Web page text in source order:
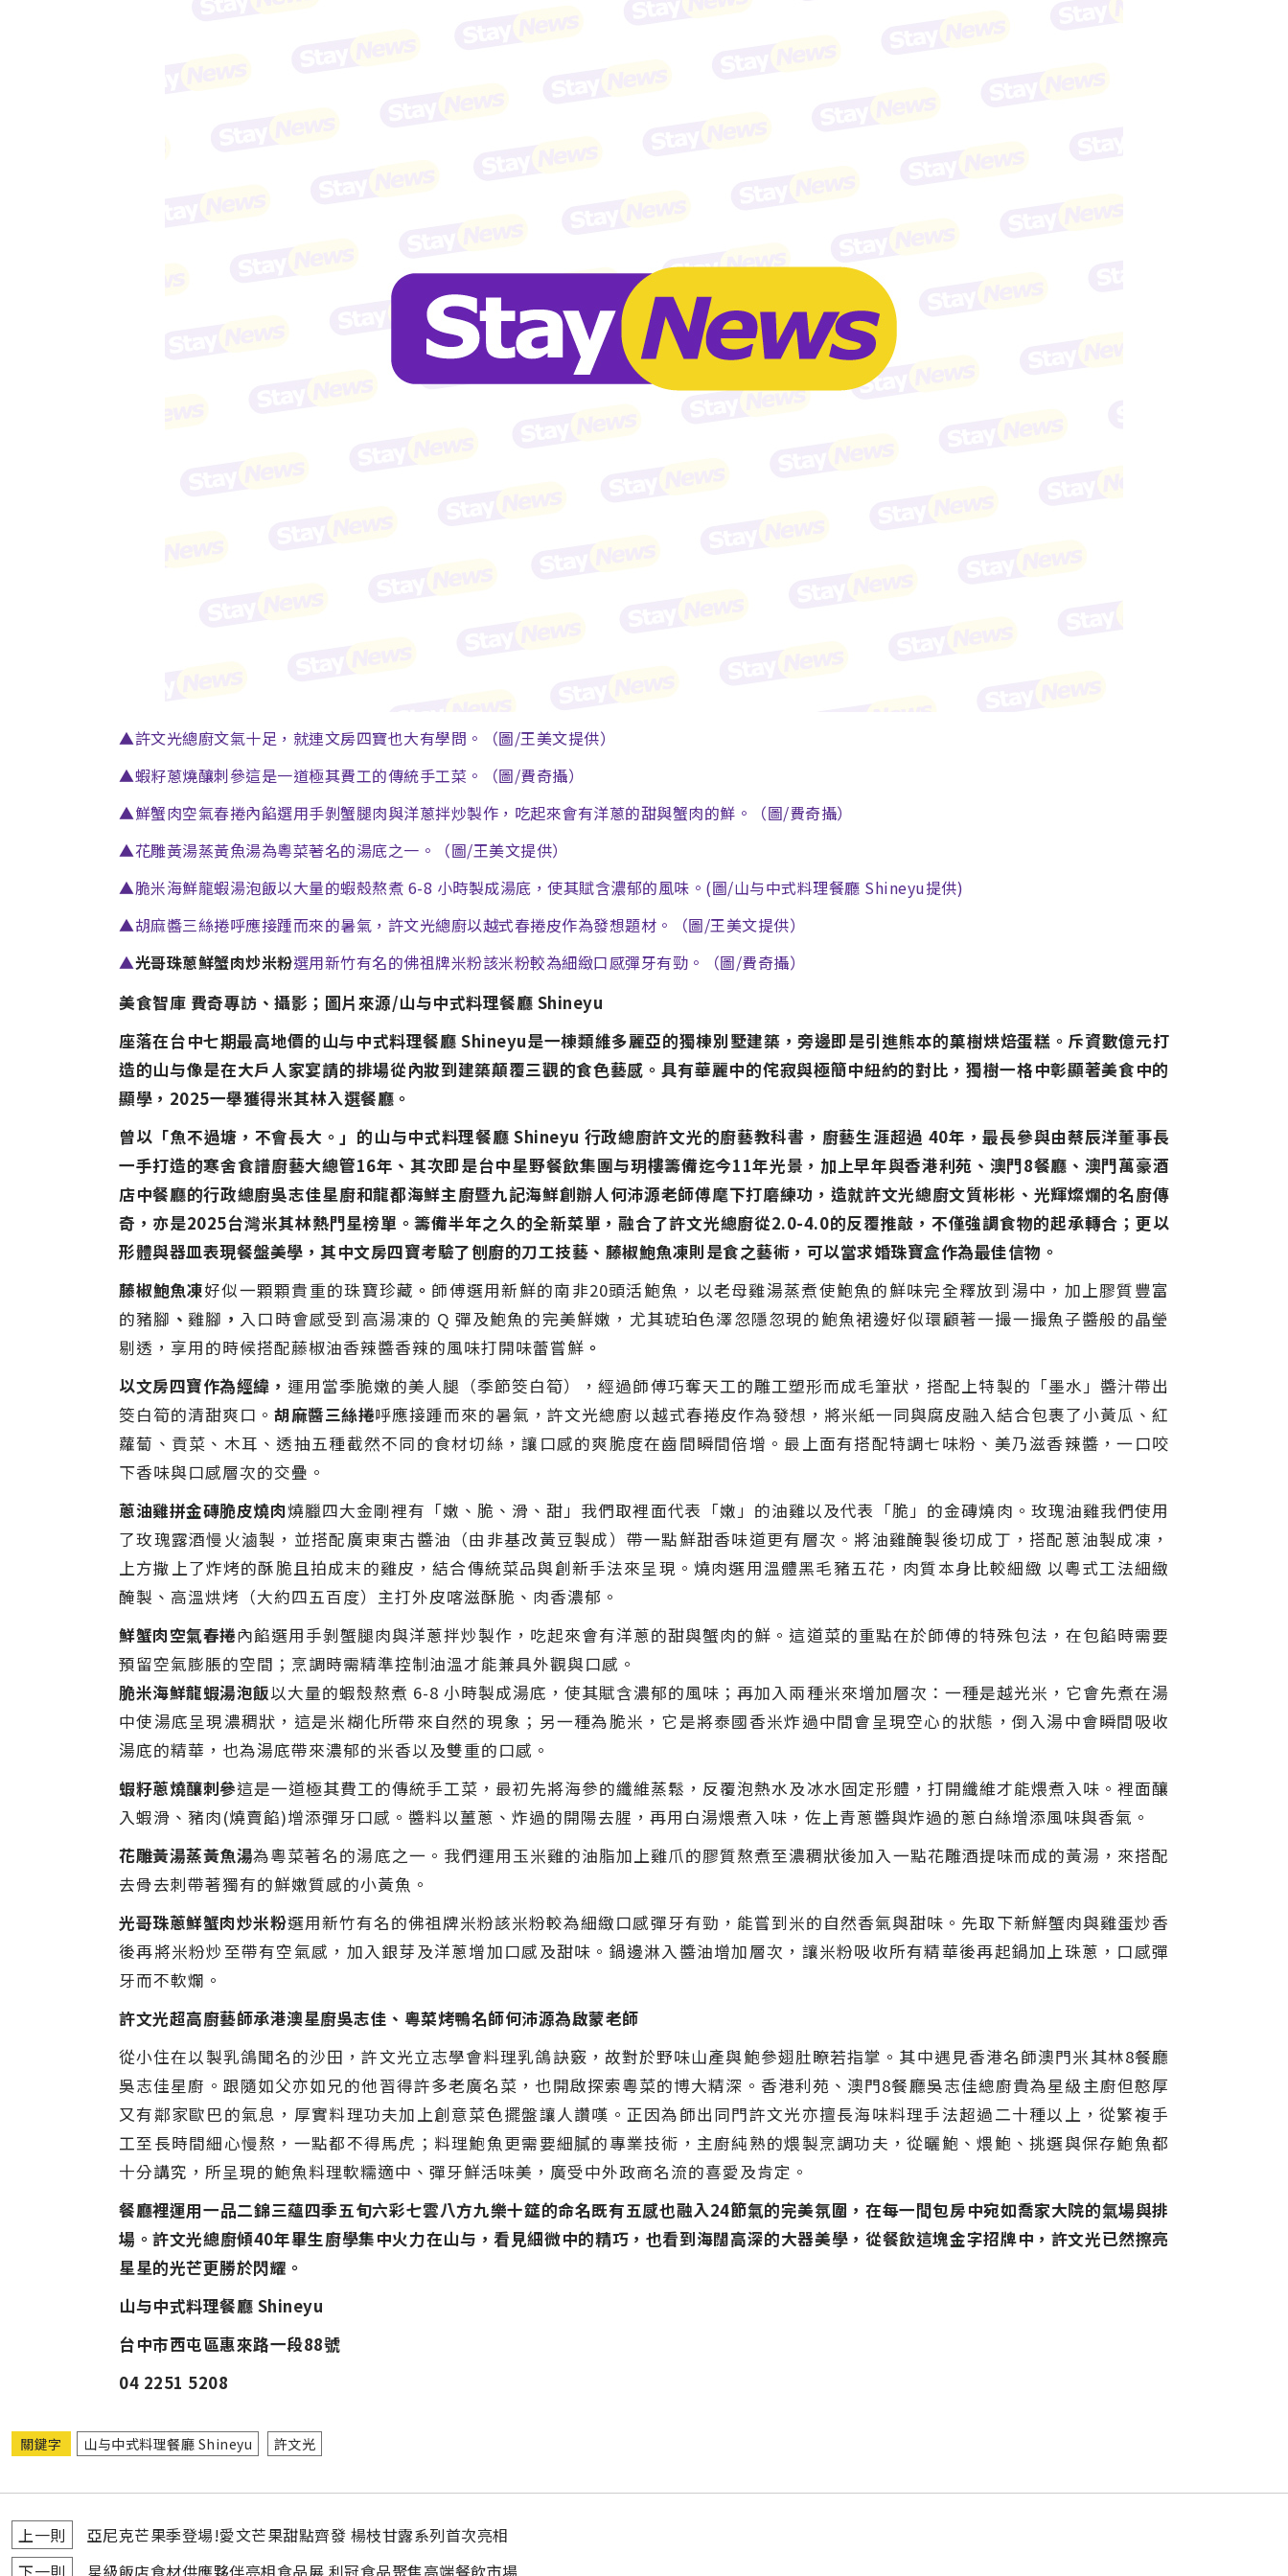
▲許文光總廚文氣十足，就連文房四寶也大有學問。（圖/王美文提供）
▲蝦籽蔥燒釀刺參這是一道極其費工的傳統手工菜。（圖/費奇攝）
▲鮮蟹肉空氣春捲內餡選用手剝蟹腿肉與洋蔥拌炒製作，吃起來會有洋蔥的甜與蟹肉的鮮。（圖/費奇攝）
▲花雕黃湯蒸黃魚湯為粵菜著名的湯底之一。（圖/王美文提供）
▲脆米海鮮龍蝦湯泡飯以大量的蝦殼熬煮 6-8 小時製成湯底，使其賦含濃郁的風味。(圖/山与中式料理餐廳 Shineyu提供)
▲胡麻醬三絲捲呼應接踵而來的暑氣，許文光總廚以越式春捲皮作為發想題材。（圖/王美文提供）
▲光哥珠蔥鮮蟹肉炒米粉選用新竹有名的佛祖牌米粉該米粉較為細緻口感彈牙有勁。（圖/費奇攝）
美食智庫 費奇專訪、攝影；圖片來源/山与中式料理餐廳 Shineyu
座落在台中七期最高地價的山与中式料理餐廳 Shineyu是一棟類維多麗亞的獨棟別墅建築，旁邊即是引進熊本的菓樹烘焙蛋糕。斥資數億元打
造的山与像是在大戶人家宴請的排場從內妝到建築顛覆三觀的食色藝感。具有華麗中的侘寂與極簡中紐約的對比，獨樹一格中彰顯著美食中的
顯學，2025一舉獲得米其林入選餐廳。
曾以「魚不過塘，不會長大。」的山与中式料理餐廳 Shineyu 行政總廚許文光的廚藝教科書，廚藝生涯超過 40年，最長參與由蔡辰洋董事長
一手打造的寒舍食譜廚藝大總管16年、其次即是台中星野餐飲集團与玥樓籌備迄今11年光景，加上早年與香港利苑、澳門8餐廳、 澳門萬豪酒
店中餐廳的行政總廚吳志佳星廚和龍都海鮮主廚暨九記海鮮創辦人何沛源老師傅麾下打磨練功，造就許文光總廚文質彬彬、光輝燦爛的名廚傳
奇，亦是2025台灣米其林熱門星榜單。籌備半年之久的全新菜單，融合了許文光總廚從2.0-4.0的反覆推敲，不僅強調食物的起承轉合；更以
形體與器皿表現餐盤美學，其中文房四寶考驗了刨廚的刀工技藝、藤椒鮑魚凍則是食之藝術，可以當求婚珠寶盒作為最佳信物。
藤椒鮑魚凍好似一顆顆貴重的珠寶珍藏 。 師傅選用新鮮的南非20頭活鮑魚，以老母雞湯蒸煮使鮑魚的鮮味完全釋放到湯中，加上膠質豐富
的豬腳 、 雞腳 ， 入口時會感受到高湯凍的 Q 彈及鮑魚的完美鮮嫩，尤其琥珀色澤忽隱忽現的鮑魚裙邊好似環顧著一撮一撮魚子醬般的晶瑩
剔透，享用的時候搭配藤椒油香辣醬香辣的風味打開味蕾嘗鮮 。
以文房四寶作為經緯， 運用當季脆嫩的美人腿（季節筊白筍），經過師傅巧奪天工的雕工塑形而成毛筆狀，搭配上特製的「墨水」醬汁帶出
筊白筍的清甜爽口。胡麻醬三絲捲呼應接踵而來的暑氣，許文光總廚以越式春捲皮作為發想，將米紙一同與腐皮融入結合包裹了小黃瓜、紅
蘿蔔、貢菜、木耳、透抽五種截然不同的食材切絲，讓口感的爽脆度在齒間瞬間倍增。最上面有搭配特調七味粉、美乃滋香辣醬，一口咬
下香味與口感層次的交疊。
蔥油雞拼金磚脆皮燒肉燒臘四大金剛裡有「嫩、脆、滑、甜」我們取裡面代表「嫩」的油雞以及代表「脆」的金磚燒肉。玫瑰油雞我們使用
了玫瑰露酒慢火滷製，並搭配廣東東古醬油（由非基改黃豆製成）帶一點鮮甜香味道更有層次。將油雞醃製後切成丁，搭配蔥油製成凍，
上方撒上了炸烤的酥脆且拍成末的雞皮，結合傳統菜品與創新手法來呈現。燒肉選用溫體黑毛豬五花，肉質本身比較細緻 以粵式工法細緻
醃製、高溫烘烤（大約四五百度）主打外皮喀滋酥脆、肉香濃郁。
鮮蟹肉空氣春捲內餡選用手剝蟹腿肉與洋蔥拌炒製作，吃起來會有洋蔥的甜與蟹肉的鮮。這道菜的重點在於師傅的特殊包法，在包餡時需要
預留空氣膨脹的空間；烹調時需精準控制油溫才能兼具外觀與口感。
脆米海鮮龍蝦湯泡飯以大量的蝦殼熬煮 6-8 小時製成湯底，使其賦含濃郁的風味；再加入兩種米來增加層次：一種是越光米，它會先煮在湯
中使湯底呈現濃稠狀，這是米糊化所帶來自然的現象；另一種為脆米，它是將泰國香米炸過中間會呈現空心的狀態，倒入湯中會瞬間吸收
湯底的精華，也為湯底帶來濃郁的米香以及雙重的口感。
蝦籽蔥燒釀刺參這是一道極其費工的傳統手工菜，最初先將海參的纖維蒸鬆，反覆泡熱水及冰水固定形體，打開纖維才能煨煮入味。裡面釀
入蝦滑、豬肉(燒賣餡)增添彈牙口感。醬料以薑蔥、炸過的開陽去腥，再用白湯煨煮入味，佐上青蔥醬與炸過的蔥白絲增添風味與香氣。
花雕黃湯蒸黃魚湯為粵菜著名的湯底之一。我們運用玉米雞的油脂加上雞爪的膠質熬煮至濃稠狀後加入一點花雕酒提味而成的黃湯，來搭配
去骨去刺帶著獨有的鮮嫩質感的小黃魚。
光哥珠蔥鮮蟹肉炒米粉選用新竹有名的佛祖牌米粉該米粉較為細緻口感彈牙有勁，能嘗到米的自然香氣與甜味。先取下新鮮蟹肉與雞蛋炒香
後再將米粉炒至帶有空氣感，加入銀芽及洋蔥增加口感及甜味。鍋邊淋入醬油增加層次，讓米粉吸收所有精華後再起鍋加上珠蔥，口感彈
牙而不軟爛。
許文光超高廚藝師承港澳星廚吳志佳 、粵菜烤鴨名師何沛源為啟蒙老師
從小住在以製乳鴿聞名的沙田，許文光立志學會料理乳鴿訣竅，故對於野味山產與鮑參翅肚瞭若指掌。其中遇見香港名師澳門米其林8餐廳
吳志佳星廚。跟隨如父亦如兄的他習得許多老廣名菜，也開啟探索粵菜的博大精深。香港利苑、澳門8餐廳吳志佳總廚貴為星級主廚但憨厚
又有鄰家歐巴的氣息，厚實料理功夫加上創意菜色擺盤讓人讚嘆。正因為師出同門許文光亦擅長海味料理手法超過二十種以上，從繁複手
工至長時間細心慢熬，一點都不得馬虎；料理鮑魚更需要細膩的專業技術，主廚純熟的煨製烹調功夫，從曬鮑、煨鮑、挑選與保存鮑魚都
十分講究，所呈現的鮑魚料理軟糯適中、彈牙鮮活味美，廣受中外政商名流的喜愛及肯定。
餐廳裡運用一品二錦三蘊四季五旬六彩七雲八方九樂十筵的命名既有五感也融入24節氣的完美氛圍，在每一間包房中宛如喬家大院的氣場與排
場。許文光總廚傾40年畢生廚學集中火力在山与，看見細微中的精巧，也看到海闊高深的大器美學，從餐飲這塊金字招牌中，許文光已然擦亮
星星的光芒更勝於閃耀。
山与中式料理餐廳 Shineyu
台中市西屯區惠來路一段88號
04 2251 5208
關鍵字 山与中式料理餐廳 Shineyu 許文光
上一則
亞尼克芒果季登場!愛文芒果甜點齊發 楊枝甘露系列首次亮相
下一則
星級飯店食材供應夥伴亮相食品展 利冠食品聚焦高端餐飲市場